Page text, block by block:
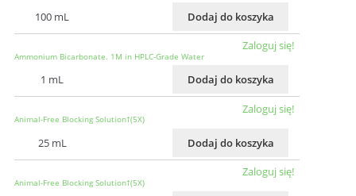
100 mL Dodaj do koszyka
Ammonium Bicarbonate. 1M in HPLC-Grade Water
1 mL
Zaloguj się!
Dodaj do koszyka
Animal-Free Blocking Solution†(5X)
25 mL
Zaloguj się!
Dodaj do koszyka
Animal-Free Blocking Solution†(5X)
Zaloguj się!